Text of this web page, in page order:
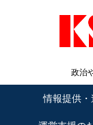
政治
情報提供・